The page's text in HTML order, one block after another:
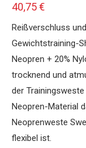
40,75€
Reißverschluss
Gewichtstraining-
Neopren + 20%
trocknend und
der
Neopren-Material
Neoprenweste
flexibel ist.